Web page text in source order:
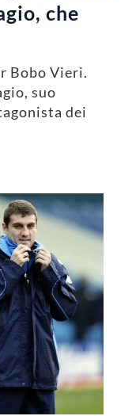
che
Bobo Vieri.
suo
dei